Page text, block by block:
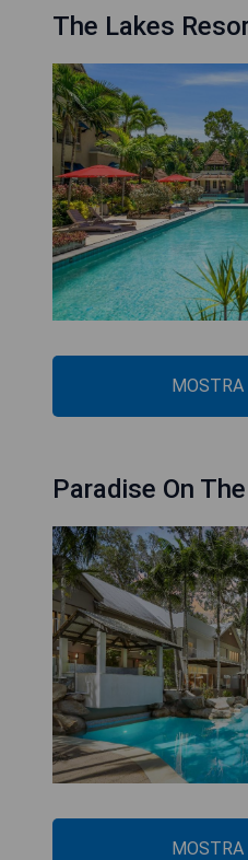
The Lakes
Paradise On